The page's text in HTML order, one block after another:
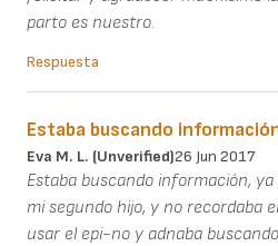
parto es nuestro.
Respuesta
Estaba buscando
Eva M. L. (unverified)26 Jun 2017
Estaba buscando información,
mi segundo hijo, y no recordaba
usar el epi-no y adnaba